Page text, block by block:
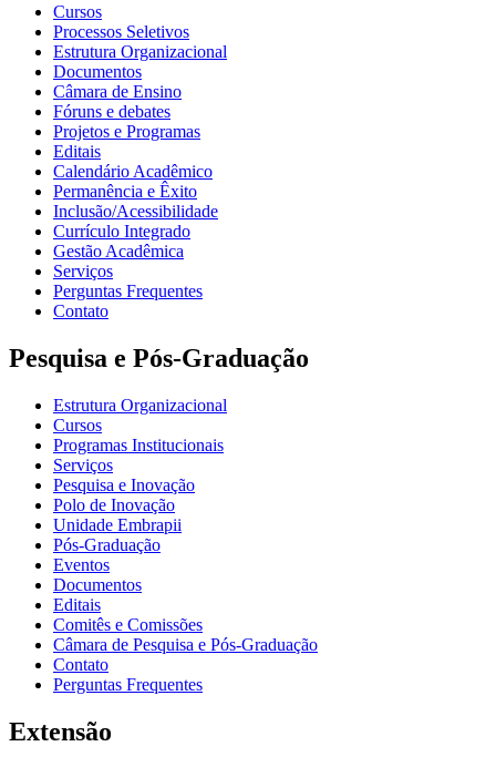
Cursos
Processos Seletivos
Estrutura Organizacional
Documentos
Câmara de Ensino
Fóruns e debates
Projetos e Programas
Editais
Calendário Acadêmico
Permanência e Êxito
Inclusão/Acessibilidade
Currículo Integrado
Gestão Acadêmica
Serviços
Perguntas Frequentes
Contato
Pesquisa e Pós-Graduação
Estrutura Organizacional
Cursos
Programas Institucionais
Serviços
Pesquisa e Inovação
Polo de Inovação
Unidade Embrapii
Pós-Graduação
Eventos
Documentos
Editais
Comitês e Comissões
Câmara de Pesquisa e Pós-Graduação
Contato
Perguntas Frequentes
Extensão